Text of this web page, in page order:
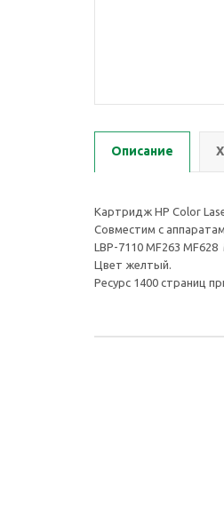
Описание
Картридж HP Color
Совместим с
LBP-7110 MF263 MF628
Цвет желтый.
Ресурс 1400 страниц